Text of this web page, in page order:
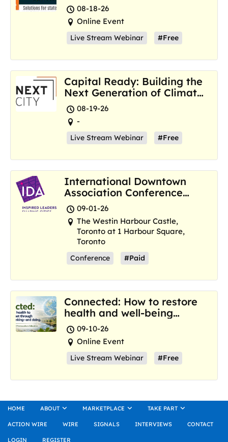
08-18-26
Online Event
Live Stream Webinar #Free
Capital Ready: Building the
Next Generation of Climate
Resilience Hubs
08-19-26
-
Live Stream Webinar #Free
International Downtown
Association Conference
and Marketplace
09-01-26
The Westin Harbour Castle,
Toronto at 1 Harbour Square,
Toronto
Conference #Paid
Connected: How to restore
health and well-being
where we are now
09-10-26
Online Event
Live Stream Webinar #Free
HOME ABOUT MARKETPLACE TAKE PART
ACTION WIRE WIRE SIGNALS INTERVIEWS CONTACT
LOGIN REGISTER